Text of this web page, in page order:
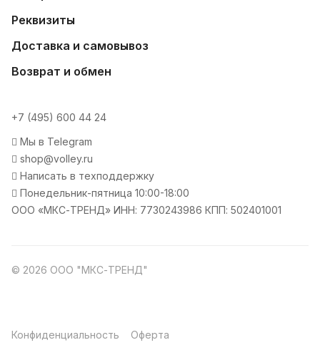
Реквизиты
Доставка и самовывоз
Возврат и обмен
+7 (495) 600 44 24
Мы в Telegram
shop@volley.ru
Написать в техподдержку
Понедельник-пятница 10:00-18:00
ООО «МКС-ТРЕНД» ИНН: 7730243986 КПП: 502401001
© 2026 ООО "МКС-ТРЕНД"
Конфиденциальность Оферта